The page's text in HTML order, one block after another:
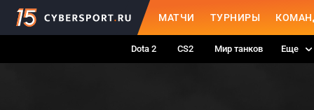
МАТЧИ ТУРНИРЫ
Dota 2 CS2 Мир танков Еще